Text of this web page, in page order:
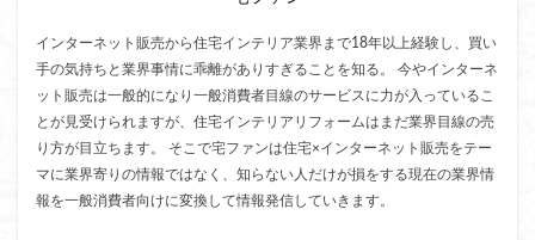
インターネット販売から住宅インテリア業界まで18年以上経験し、買い
手の気持ちと業界事情に乖離がありすぎることを知る。 今やインターネ
ット販売は一般的になり一般消費者目線のサービスに力が入っているこ
とが見受けられますが、住宅インテリアリフォームはまだ業界目線の売
り方が目立ちます。 そこで宅ファンは住宅×インターネット販売をテー
マに業界寄りの情報ではなく、知らない人だけが損をする現在の業界情
報を一般消費者向けに変換して情報発信していきます。